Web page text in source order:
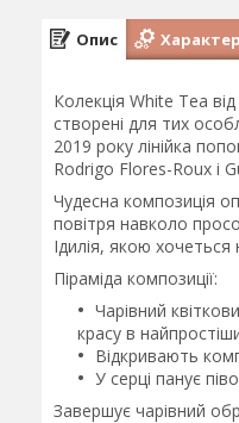
Опис
Колекція White Tea
створені для тих
2019 року лінійка
Rodrigo Flores-Roux і
Чудесна композиція
повітря навколо
Ідилія, якою
Піраміда композиції:
Чарівний
красу в
Відкривають
У серці панує
Завершує чарівний